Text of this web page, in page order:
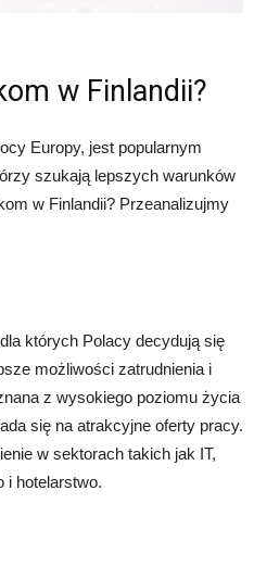
w Finlandii?
Europy, jest popularnym
szukają lepszych warunków
w Finlandii? Przeanalizujmy
których Polacy decydują się
możliwości zatrudnienia i
z wysokiego poziomu życia
się na atrakcyjne oferty pracy.
w sektorach takich jak IT,
i hotelarstwo.